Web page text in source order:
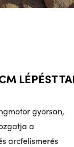
LÉPÉST
gyorsan,
a
arcfelismerés